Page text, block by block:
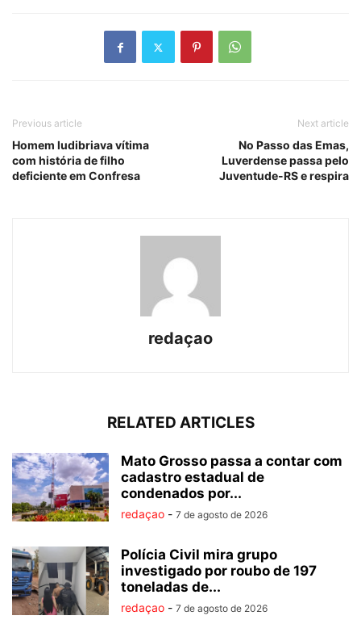
Previous article
Homem ludibriava vítima
com história de filho
deficiente em Confresa
Next article
No Passo das Emas,
Luverdense passa pelo
Juventude-RS e respira
redaçao
RELATED ARTICLES
Mato Grosso passa a contar com
cadastro estadual de
condenados por...
redaçao - 7 de agosto de 2026
Polícia Civil mira grupo
investigado por roubo de 197
toneladas de...
redaçao - 7 de agosto de 2026